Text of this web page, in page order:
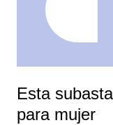
Esta
para mujer